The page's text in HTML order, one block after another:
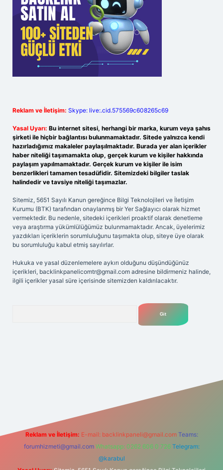
Reklam ve İletişim: Skype: live:.cid.575569c608265c69
Yasal Uyarı: Bu internet sitesi, herhangi bir marka, kurum veya şahıs
şirketi ile hiçbir bağlantısı bulunmamaktadır. Sitede yalnızca kendi
hazırladığımız makaleler paylaşılmaktadır. Burada yer alan içerikler
haber niteliği taşımamakta olup, gerçek kurum ve kişiler hakkında
paylaşım yapılmamaktadır. Gerçek kurum ve kişiler ile isim
benzerlikleri tamamen tesadüfidir. Sitemizdeki bilgiler taslak
halindedir ve tavsiye niteliği taşımazlar.
Sitemiz, 5651 Sayılı Kanun gereğince Bilgi Teknolojileri ve İletişim
Kurumu (BTK) tarafından onaylanmış bir Yer Sağlayıcı olarak hizmet
vermektedir. Bu nedenle, sitedeki içerikleri proaktif olarak denetleme
veya araştırma yükümlülüğümüz bulunmamaktadır. Ancak, üyelerimiz
yazdıkları içeriklerin sorumluluğunu taşımakta olup, siteye üye olarak
bu sorumluluğu kabul etmiş sayılırlar.
Hukuka ve yasal düzenlemelere aykırı olduğunu düşündüğünüz
içerikleri, backlinkpanelicomtr@gmail.com adresine bildirmeniz halinde,
ilgili içerikler yasal süre içerisinde sitemizden kaldırılacaktır.
Reklam ve İletişim: E-mail: backlinkpaneli@gmail.com Teams:
forumhizmeti@gmail.com Whatsapp: 0262 606 0 726 Telegram:
@karabul